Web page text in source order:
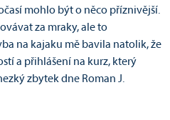
mohlo být o něco příznivější.
za mraky, ale to
na kajaku mě bavila natolik, že
a přihlášení na kurz, který
zbytek dne Roman J.